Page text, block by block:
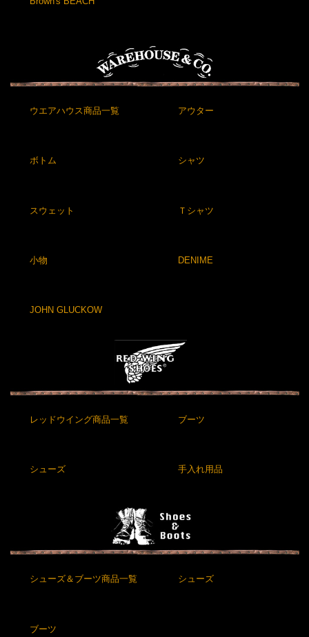
ウエアハウス商品一覧 アウター
ボトム シャツ
スウェット Ｔシャツ
小物 DENIME
JOHN GLUCKOW
レッドウイング商品一覧 ブーツ
シューズ 手入れ用品
シューズ＆ブーツ商品一覧 シューズ
ブーツ